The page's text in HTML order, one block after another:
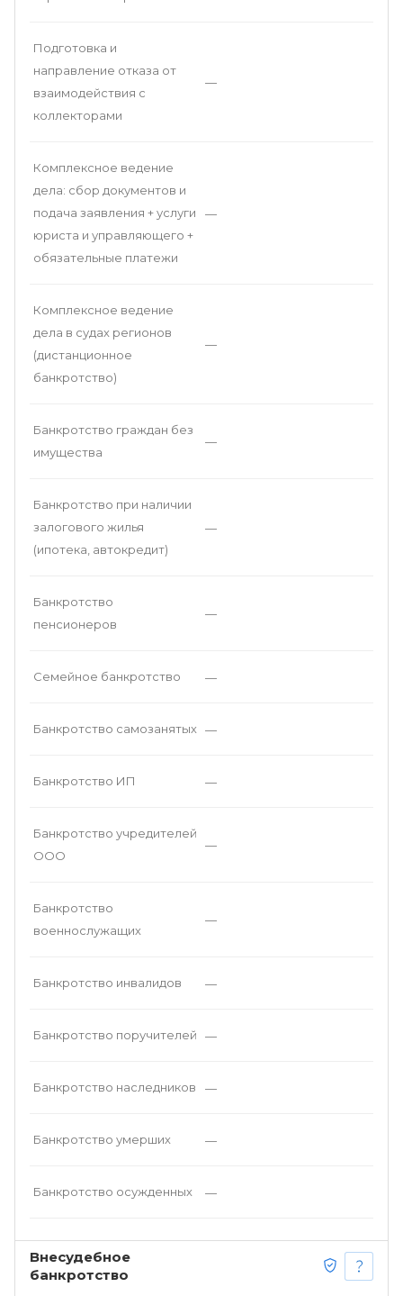
Подготовка и
направление отказа от
взаимодействия с
коллекторами
—
Комплексное ведение
дела: сбор документов и
подача заявления + услуги
юриста и управляющего +
обязательные платежи
—
Комплексное ведение
дела в судах регионов
(дистанционное
банкротство)
—
Банкротство граждан без
имущества
—
Банкротство при наличии
залогового жилья
(ипотека, автокредит)
—
Банкротство
пенсионеров
—
Семейное банкротство —
Банкротство самозанятых —
Банкротство ИП —
Банкротство учредителей
ООО
—
Банкротство
военнослужащих
—
Банкротство инвалидов —
Банкротство поручителей —
Банкротство наследников —
Банкротство умерших —
Банкротство осужденных —
Внесудебное
банкротство